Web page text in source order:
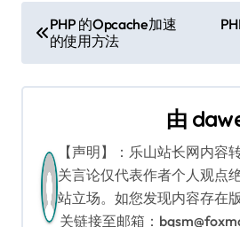
文
章
导
PHP 的Opcache加速
的使用方法
由
【声明】：乐山站长网内容
关言论仅代表作者个人观点
站立场。如您发现内容存在
关链接至邮箱：